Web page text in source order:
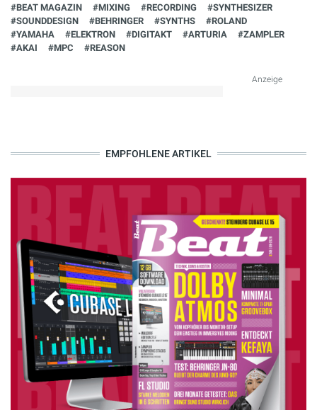
#BEAT MAGAZIN #MIXING #RECORDING
#SYNTHESIZER
#SOUNDDESIGN
#BEHRINGER #SYNTHS
#ROLAND
#YAMAHA
#ELEKTRON #DIGITAKT #ARTURIA
#ZAMPLER
#AKAI
#MPC #REASON
Anzeige
EMPFOHLENE ARTIKEL